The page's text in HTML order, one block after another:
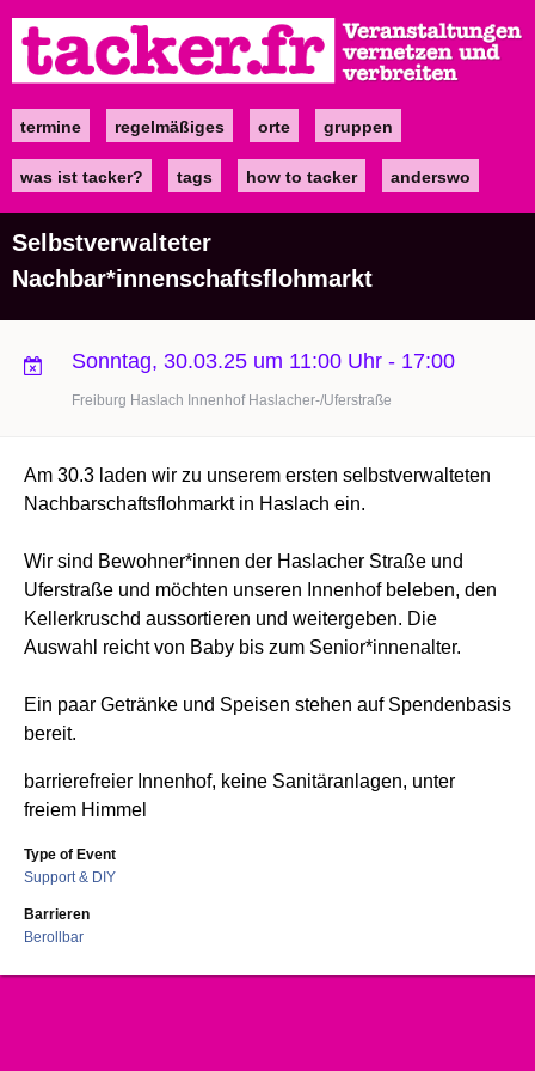
zum
Inhalt
Maintermine regelmäßiges orte gruppen
was ist tacker? tags how to tacker anderswo
Selbstverwalteter
Nachbar*innenschaftsflohmarkt
Sonntag, 30.03.25 um 11:00 Uhr - 17:00
Freiburg Haslach Innenhof Haslacher-/Uferstraße
Am 30.3 laden wir zu unserem ersten selbstverwalteten
Nachbarschaftsflohmarkt in Haslach ein.
Wir sind Bewohner*innen der Haslacher Straße und
Uferstraße und möchten unseren Innenhof beleben, den
Kellerkruschd aussortieren und weitergeben. Die
Auswahl reicht von Baby bis zum Senior*innenalter.
Ein paar Getränke und Speisen stehen auf Spendenbasis
bereit.
barrierefreier Innenhof, keine Sanitäranlagen, unter
freiem Himmel
Type of Event
Support & DIY
Barrieren
Berollbar